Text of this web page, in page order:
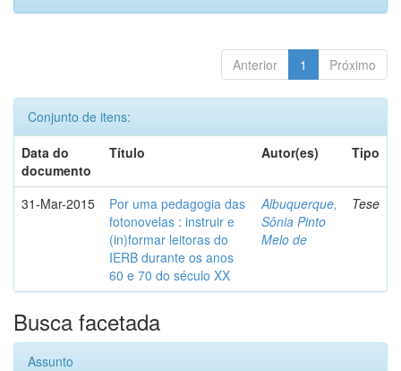
Anterior 1 Próximo
Conjunto de itens:
Data do
documento
Título Autor(es) Tipo
31-Mar-2015
Por uma pedagogia das
fotonovelas : instruir e
(in)formar leitoras do
IERB durante os anos
60 e 70 do século XX
Albuquerque,
Sônia Pinto
Melo de
Tese
Busca facetada
Assunto